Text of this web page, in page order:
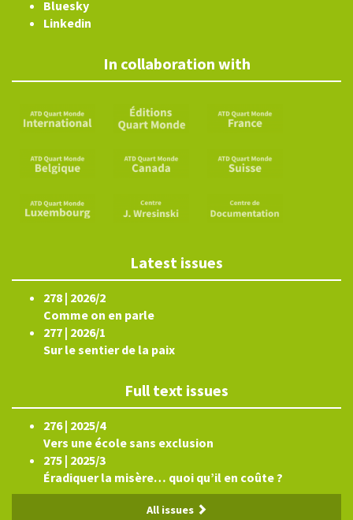
Bluesky
Linkedin
In collaboration with
Latest issues
278 | 2026/2
Comme on en parle
277 | 2026/1
Sur le sentier de la paix
Full text issues
276 | 2025/4
Vers une école sans exclusion
275 | 2025/3
Éradiquer la misère… quoi qu’il en coûte ?
All issues